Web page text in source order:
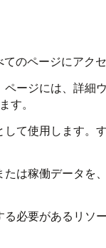
のページにアクセ
ージには、詳細
す。
て使用します。
は稼働データを
必要があるリソ